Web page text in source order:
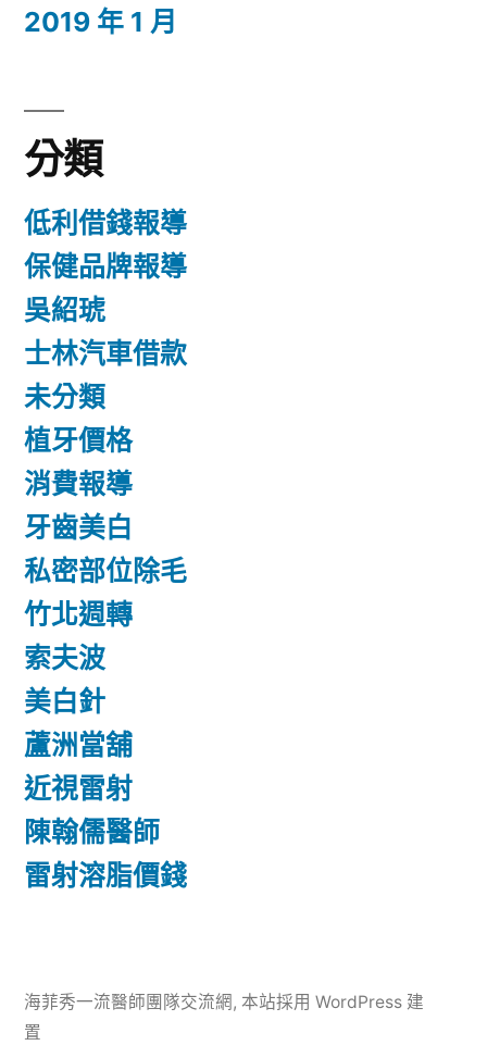
2019 年 1 月
分類
低利借錢報導
保健品牌報導
吳紹琥
士林汽車借款
未分類
植牙價格
消費報導
牙齒美白
私密部位除毛
竹北週轉
索夫波
美白針
蘆洲當舖
近視雷射
陳翰儒醫師
雷射溶脂價錢
海菲秀一流醫師團隊交流網, 本站採用 WordPress 建
置